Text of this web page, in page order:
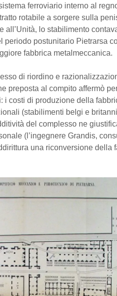
ferroviario interno al
rotabile a sorgere sulla
all’Unità, lo stabilimento
periodo postunitario Pietrarsa
fabbrica metalmeccanica.
di riordino e
preposta al compito affermò
i costi di produzione della
(stabilimenti belgi e
del complesso ne
(l’ingegnere Grandis,
una riconversione della